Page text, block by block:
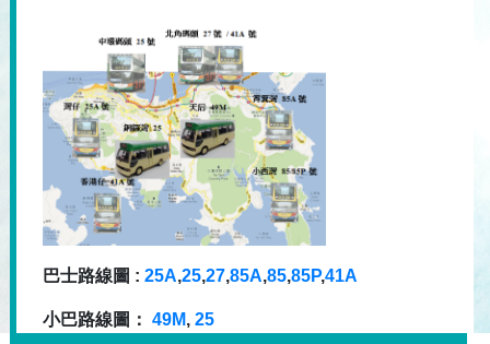
巴士路線圖 : 25A,25,27,85A,85,85P,41A
小巴路線圖： 49M, 25